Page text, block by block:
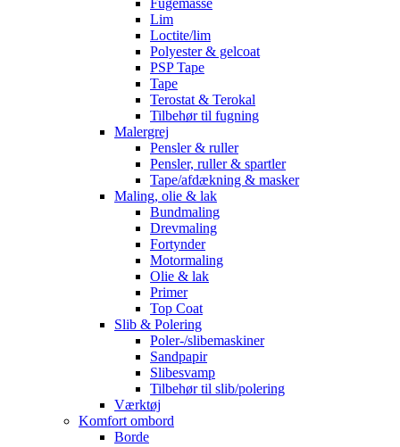
Fugemasse
Lim
Loctite/lim
Polyester & gelcoat
PSP Tape
Tape
Terostat & Terokal
Tilbehør til fugning
Malergrej
Pensler & ruller
Pensler, ruller & spartler
Tape/afdækning & masker
Maling, olie & lak
Bundmaling
Drevmaling
Fortynder
Motormaling
Olie & lak
Primer
Top Coat
Slib & Polering
Poler-/slibemaskiner
Sandpapir
Slibesvamp
Tilbehør til slib/polering
Værktøj
Komfort ombord
Borde